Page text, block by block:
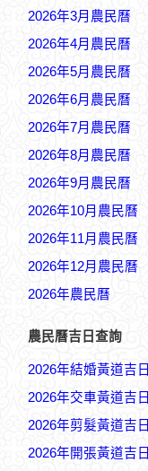
2026年3月農民曆
2026年4月農民曆
2026年5月農民曆
2026年6月農民曆
2026年7月農民曆
2026年8月農民曆
2026年9月農民曆
2026年10月農民曆
2026年11月農民曆
2026年12月農民曆
2026年農民曆
農民曆吉日查詢
2026年結婚黃道吉日
2026年交車黃道吉日
2026年剪髮黃道吉日
2026年開張黃道吉日